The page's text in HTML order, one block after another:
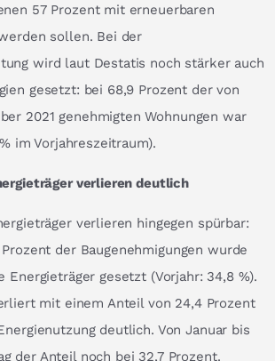
57 Prozent mit erneuerbaren
sollen. Bei der
wird laut Destatis noch stärker auch
gesetzt: bei 68,9 Prozent der von
2021 genehmigten Wohnungen war
im Vorjahreszeitraum).
verlieren deutlich
verlieren hingegen spürbar:
der Baugenehmigungen wurde
Energieträger gesetzt (Vorjahr: 34,8 %).
mit einem Anteil von 24,4 Prozent
deutlich. Von Januar bis
der Anteil noch bei 32,7 Prozent.